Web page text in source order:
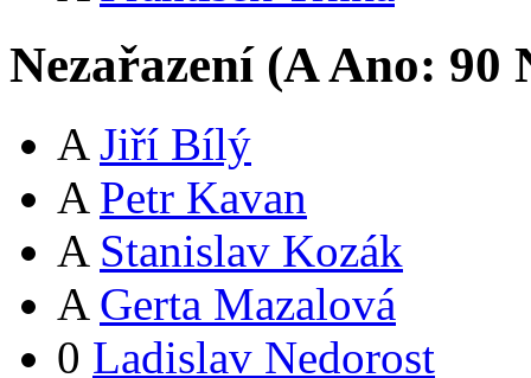
Nezařazení (AAno: 90
A Jiří Bílý
A Petr Kavan
A Stanislav Kozák
A Gerta Mazalová
0 Ladislav Nedorost